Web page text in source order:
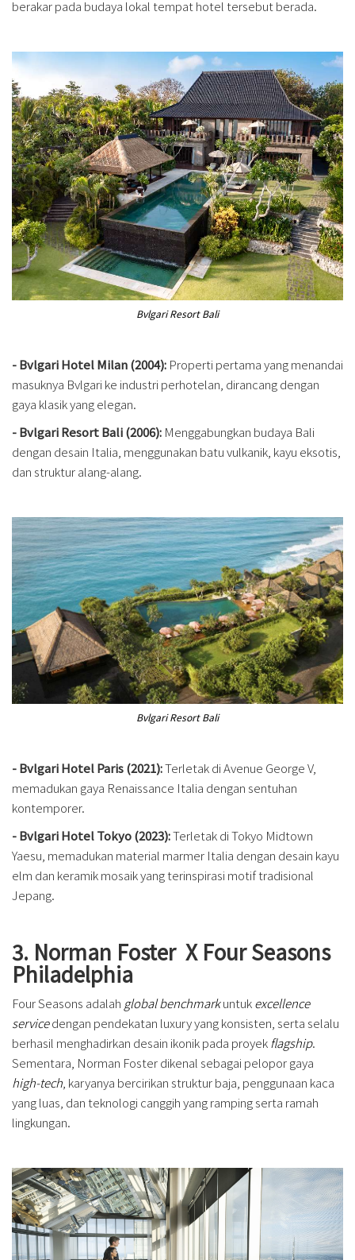
berakar pada budaya lokal tempat hotel tersebut berada.
Bvlgari Resort Bali
- Bvlgari Hotel Milan (2004): Properti pertama yang menandai
masuknya Bvlgari ke industri perhotelan, dirancang dengan
gaya klasik yang elegan.
- Bvlgari Resort Bali (2006): Menggabungkan budaya Bali
dengan desain Italia, menggunakan batu vulkanik, kayu eksotis,
dan struktur alang-alang.
Bvlgari Resort Bali
- Bvlgari Hotel Paris (2021):Terletak di Avenue George V,
memadukan gaya Renaissance Italia dengan sentuhan
kontemporer.
- Bvlgari Hotel Tokyo (2023):Terletak di Tokyo Midtown
Yaesu, memadukan material marmer Italia dengan desain kayu
elm dan keramik mosaik yang terinspirasi motif tradisional
Jepang.
3. Norman Foster X Four Seasons
Philadelphia
Four Seasons adalah global benchmarkuntukexcellence
servicedengan pendekatan luxury yang konsisten, serta selalu
berhasil menghadirkan desain ikonik pada proyek flagship.
Sementara, Norman Foster dikenal sebagai pelopor gaya
high-tech , karyanya bercirikan struktur baja, penggunaan kaca
yang luas, dan teknologi canggih yang ramping serta ramah
lingkungan.